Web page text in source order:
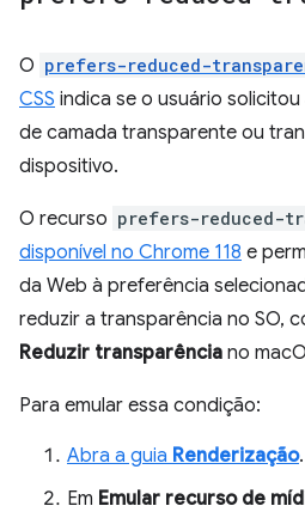
O prefers-reduced-
CSS indica se o usuário
de camada transparente ou
dispositivo.
O recurso prefers-reduced-
disponível no Chrome 118 e
da Web à preferência
reduzir a transparência no SO,
Reduzir transparência no
Para emular essa condição:
Abra a guia Renderização.
Em Emular recurso de